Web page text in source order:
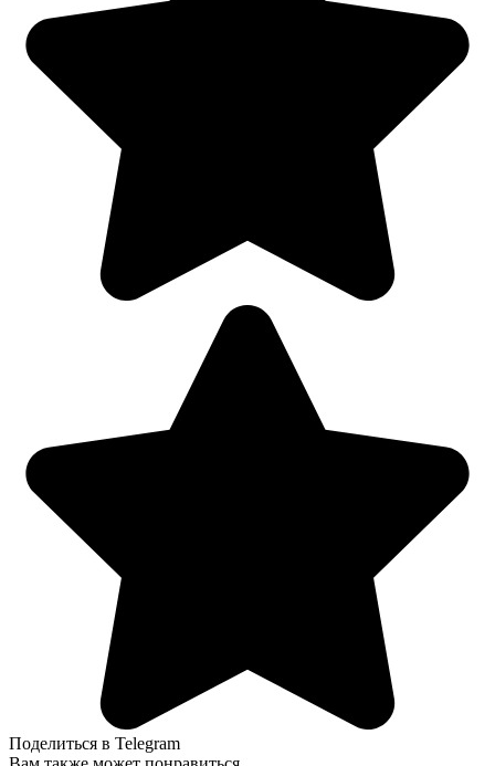
Поделиться в Telegram